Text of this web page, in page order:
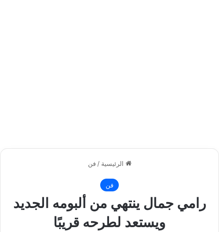
الرئيسية / فن
فن
رامي جمال ينتهي من ألبومه الجديد
ويستعد لطرحه قريبًا